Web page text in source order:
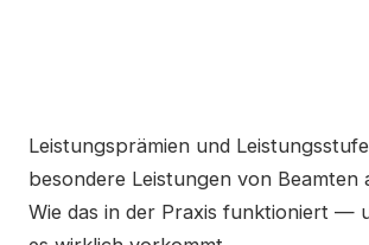
Leistungsprämien und
besondere Leistungen von Beamten
Wie das in der Praxis funktioniert —